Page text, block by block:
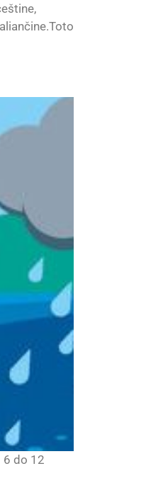
6 do 12